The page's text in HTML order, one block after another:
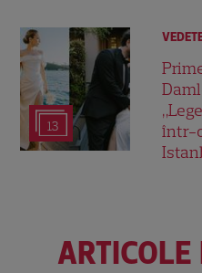
13
într-
ARTICOLE